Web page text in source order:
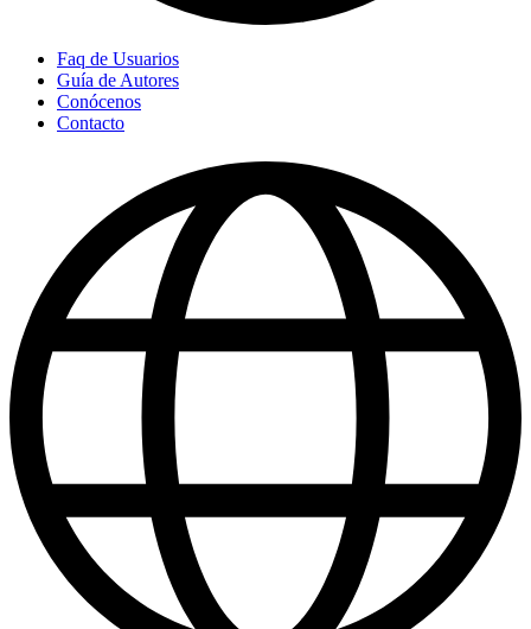
Faq de Usuarios
Guía de Autores
Conócenos
Contacto